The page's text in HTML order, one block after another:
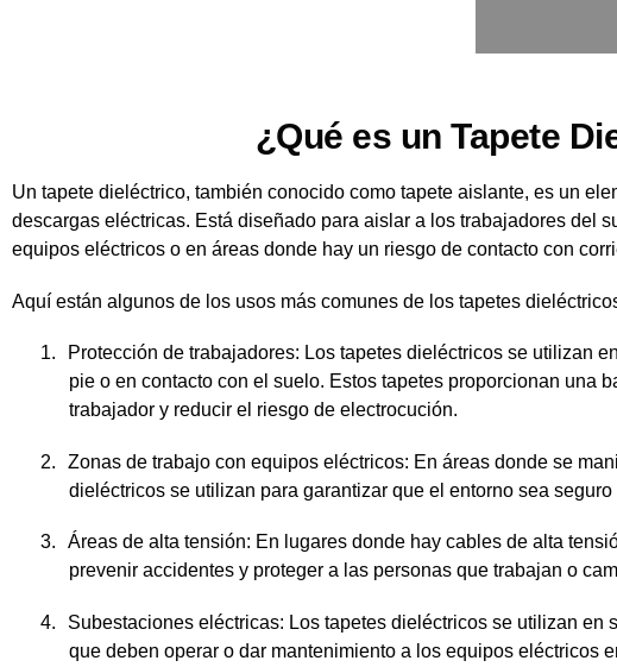
¿Qué es un Tapete
Un tapete dieléctrico, también conocido como tapete aislante, es un
descargas eléctricas. Está diseñado para aislar a los trabajadores del
equipos eléctricos o en áreas donde hay un riesgo de contacto con
Aquí están algunos de los usos más comunes de los tapetes
1.
Protección de trabajadores: Los tapetes dieléctricos se utilizan
pie o en contacto con el suelo. Estos tapetes proporcionan una
trabajador y reducir el riesgo de electrocución.
2.
Zonas de trabajo con equipos eléctricos: En áreas donde se
dieléctricos se utilizan para garantizar que el entorno sea
3.
Áreas de alta tensión: En lugares donde hay cables de alta
prevenir accidentes y proteger a las personas que trabajan o
4.
Subestaciones eléctricas: Los tapetes dieléctricos se utilizan
que deben operar o dar mantenimiento a los equipos eléctricos